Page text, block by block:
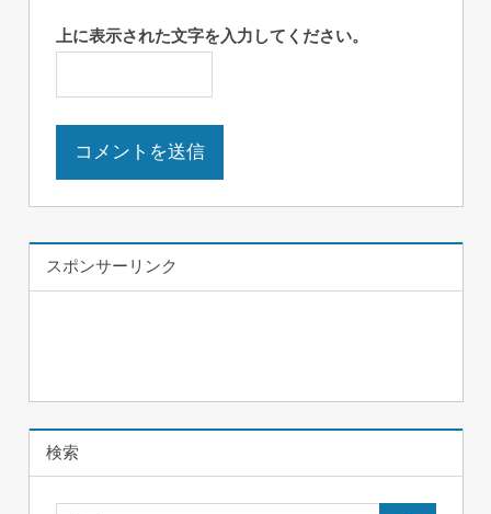
上に表示された文字を入力してください。
スポンサーリンク
検索